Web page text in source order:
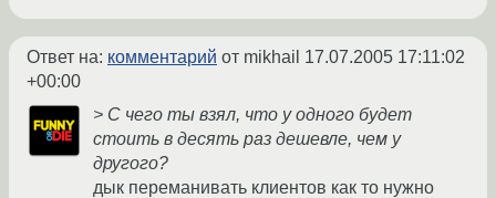
Ответ на: комментарий от mikhail 17.07.2005 17:11:02
+00:00
> С чего ты взял, что у одного будет
стоить в десять раз дешевле, чем у
другого?
дык переманивать клиентов как то нужно